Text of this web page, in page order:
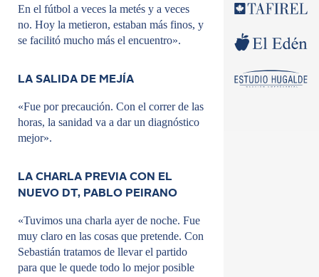
En el fútbol a veces la metés y a veces
no. Hoy la metieron, estaban más finos, y
se facilitó mucho más el encuentro».
LA SALIDA DE MEJÍA
«Fue por precaución. Con el correr de las
horas, la sanidad va a dar un diagnóstico
mejor».
LA CHARLA PREVIA CON EL
NUEVO DT, PABLO PEIRANO
«Tuvimos una charla ayer de noche. Fue
muy claro en las cosas que pretende. Con
Sebastián tratamos de llevar el partido
para que le quede todo lo mejor posible